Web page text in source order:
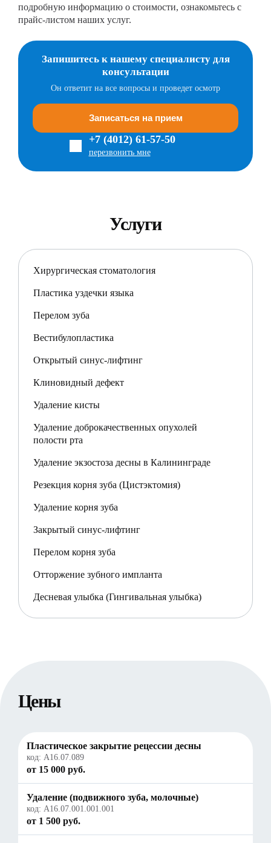
подробную информацию о стоимости, ознакомьтесь с
прайс-листом наших услуг.
Запишитесь к нашему специалисту для
консультации
Он ответит на все вопросы и проведет осмотр
Записаться на прием
+7 (4012) 61-57-50
перезвонить мне
Услуги
Хирургическая стоматология
Пластика уздечки языка
Перелом зуба
Вестибулопластика
Открытый синус-лифтинг
Клиновидный дефект
Удаление кисты
Удаление доброкачественных опухолей
полости рта
Удаление экзостоза десны в Калининграде
Резекция корня зуба (Цистэктомия)
Удаление корня зуба
Закрытый синус-лифтинг
Перелом корня зуба
Отторжение зубного импланта
Десневая улыбка (Гингивальная улыбка)
Цены
Пластическое закрытие рецессии десны
код: A16.07.089
от 15 000 руб.
Удаление (подвижного зуба, молочные)
код: A16.07.001.001.001
от 1 500 руб.